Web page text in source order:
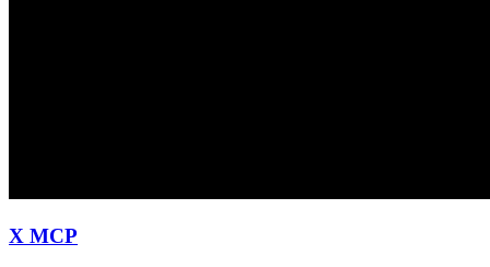
X MCP